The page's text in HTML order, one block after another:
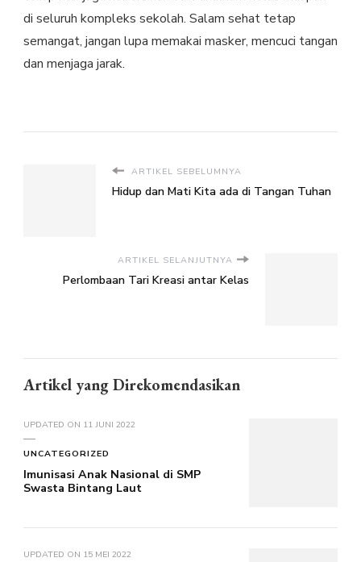
di seluruh kompleks sekolah. Salam sehat tetap
semangat, jangan lupa memakai masker, mencuci tangan
dan menjaga jarak.
ARTIKEL SEBELUMNYA
Hidup dan Mati Kita ada di Tangan Tuhan
ARTIKEL SELANJUTNYA
Perlombaan Tari Kreasi antar Kelas
Artikel yang Direkomendasikan
UPDATED ON 11 JUNI 2022
UNCATEGORIZED
Imunisasi Anak Nasional di SMP
Swasta Bintang Laut
UPDATED ON 15 MEI 2022